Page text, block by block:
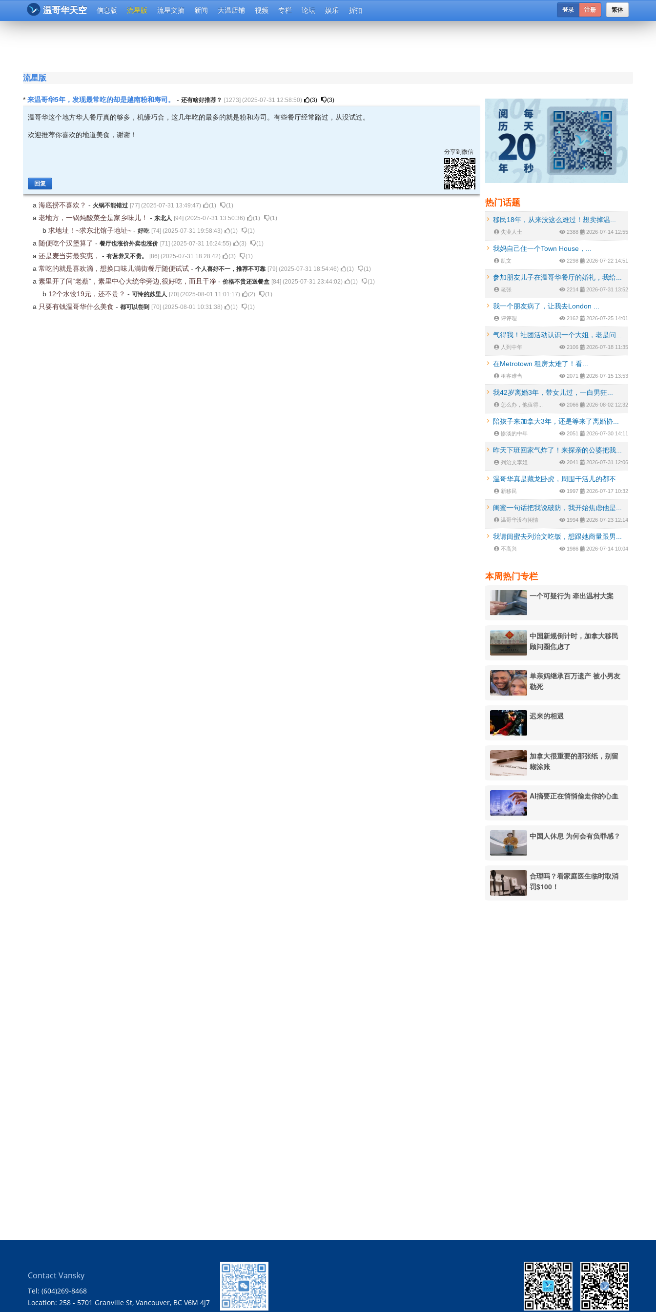
温哥华天空 信息版 流星版 流星文摘 新闻 大温店铺 视频 专栏 论坛 娱乐 折扣 繁体
登录 注册
流星版
* 来温哥华5年，发现最常吃的却是越南粉和寿司。 - 还有啥好推荐？ [1273] (2025-07-31 12:58:50) (3) (3)
温哥华这个地方华人餐厅真的够多，机缘巧合，这几年吃的最多的就是粉和寿司。有些餐厅经常路过，从没试过。
欢迎推荐你喜欢的地道美食，谢谢！
回复
分享到微信
a 海底捞不喜欢？ - 火锅不能错过 [77] (2025-07-31 13:49:47) (1) (1)
a 老地方，一锅炖酸菜全是家乡味儿！ - 东北人 [94] (2025-07-31 13:50:36) (1) (1)
b 求地址！~求东北馆子地址~ - 好吃 [74] (2025-07-31 19:58:43) (1) (1)
a 随便吃个汉堡算了 - 餐厅也涨价外卖也涨价 [71] (2025-07-31 16:24:55) (3) (1)
a 还是麦当劳最实惠， - 有营养又不贵。 [86] (2025-07-31 18:28:42) (3) (1)
a 常吃的就是喜欢滴，想换口味儿满街餐厅随便试试 - 个人喜好不一，推荐不可靠 [79] (2025-07-31 18:54:46) (1) (1)
a 素里开了间“老蔡”，素里中心大统华旁边,很好吃，而且干净 - 价格不贵还送餐盒 [84] (2025-07-31 23:44:02) (1) (1)
b 12个水饺19元，还不贵？ - 可怜的苏里人 [70] (2025-08-01 11:01:17) (2) (1)
a 只要有钱温哥华什么美食 - 都可以尝到 [70] (2025-08-01 10:31:38) (1) (1)
热门话题
移民18年，从来没这么难过！想卖掉温...
失业人士 2388 2026-07-14 12:55
我妈自己住一个Town House，...
凯文 2298 2026-07-22 14:51
参加朋友儿子在温哥华餐厅的婚礼，我给...
老张 2214 2026-07-31 13:52
我一个朋友病了，让我去London ...
评评理 2162 2026-07-25 14:01
气得我！社团活动认识一个大姐，老是问...
人到中年 2106 2026-07-18 11:35
在Metrotown 租房太难了！看...
租客难当 2071 2026-07-15 13:53
我42岁离婚3年，带女儿过，一白男狂...
怎么办，他值得... 2066 2026-08-02 12:32
陪孩子来加拿大3年，还是等来了离婚协...
惨淡的中年 2051 2026-07-30 14:11
昨天下班回家气炸了！来探亲的公婆把我...
列治文李姐 2041 2026-07-31 12:06
温哥华真是藏龙卧虎，周围干活儿的都不...
新移民 1997 2026-07-17 10:32
闺蜜一句话把我说破防，我开始焦虑他是...
温哥华没有闲情 1994 2026-07-23 12:14
我请闺蜜去列治文吃饭，想跟她商量跟男...
不高兴 1986 2026-07-14 10:04
本周热门专栏
一个可疑行为 牵出温村大案
中国新规倒计时，加拿大移民
顾问圈焦虑了
单亲妈继承百万遗产 被小男友
勒死
迟来的相遇
加拿大很重要的那张纸，别留
糊涂账
AI摘要正在悄悄偷走你的心血
中国人休息 为何会有负罪感？
合理吗？看家庭医生临时取消
罚$100！
Contact Vansky
Tel: (604)269-8468
Location: 258 - 5701 Granville St, Vancouver, BC V6M 4J7